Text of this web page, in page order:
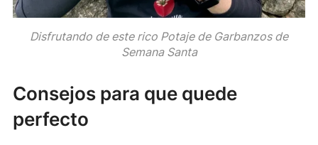
Disfrutando de este rico Potaje de Garbanzos de
Semana Santa
Consejos para que quede
perfecto